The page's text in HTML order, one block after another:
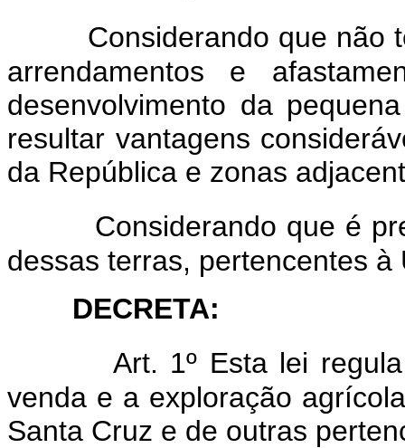
Considerando que não
arrendamentos e
desenvolvimento da
resultar vantagens
da República e zonas
Considerando que é
dessas terras, pertencentes
DECRETA:
Art. 1º Esta lei
venda e a exploração
Santa Cruz e de outras